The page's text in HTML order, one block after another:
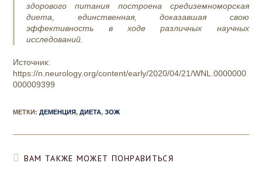
здорового питания построена средиземноморская
диета, единственная, доказавшая свою
эффективность в ходе различных научных
исследований.
Источник:
https://n.neurology.org/content/early/2020/04/21/WNL.0000000
000009399
МЕТКИ:ДЕМЕНЦИЯ, ДИЕТА, ЗОЖ
ВАМ ТАКЖЕ МОЖЕТ ПОНРАВИТЬСЯ